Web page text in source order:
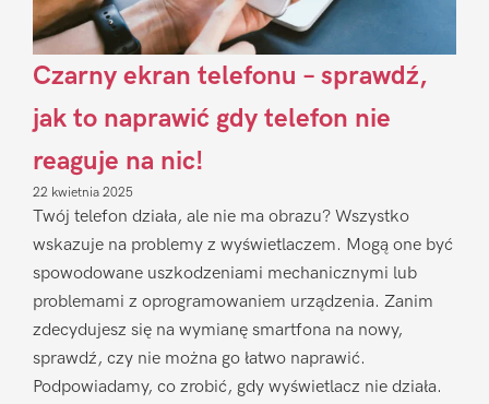
Czarny ekran telefonu – sprawdź,
jak to naprawić gdy telefon nie
reaguje na nic!
22 kwietnia 2025
Twój telefon działa, ale nie ma obrazu? Wszystko
wskazuje na problemy z wyświetlaczem. Mogą one być
spowodowane uszkodzeniami mechanicznymi lub
problemami z oprogramowaniem urządzenia. Zanim
zdecydujesz się na wymianę smartfona na nowy,
sprawdź, czy nie można go łatwo naprawić.
Podpowiadamy, co zrobić, gdy wyświetlacz nie działa.